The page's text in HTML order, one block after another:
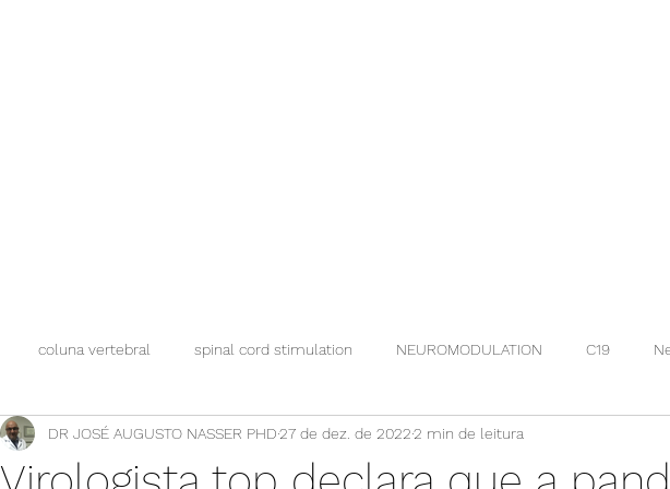
coluna vertebral spinal cord stimulation NEUROMODULATION C19
DR JOSÉ AUGUSTO NASSER PHD27 de dez. de 20222 min de leitura